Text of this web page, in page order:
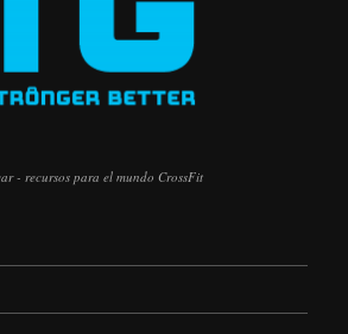
- recursos para el mundo CrossFit